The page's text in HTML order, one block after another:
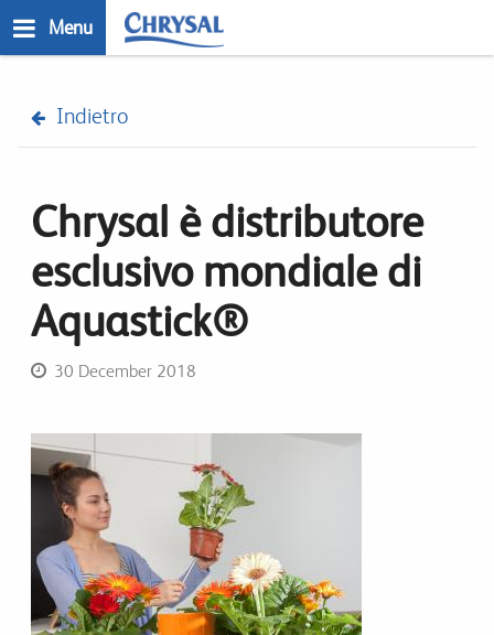
Menu
Indietro
Chrysal è distributore
esclusivo mondiale di
Aquastick®
30 December 2018